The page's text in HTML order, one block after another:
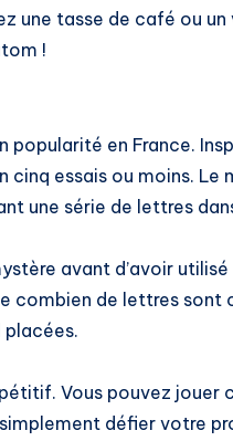
une tasse de café ou
!
en France.
cinq essais ou moins. Le
une série de lettres
avant d’avoir utilisé
combien de lettres sont
Vous pouvez jouer
défier votre